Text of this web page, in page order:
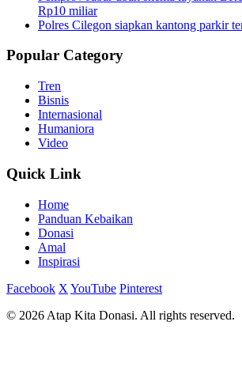
Rp10 miliar
Polres Cilegon siapkan kantong parkir
Popular Category
Tren
Bisnis
Internasional
Humaniora
Video
Quick Link
Home
Panduan Kebaikan
Donasi
Amal
Inspirasi
Facebook X YouTube Pinterest
© 2026 Atap Kita Donasi. All rights reserved.